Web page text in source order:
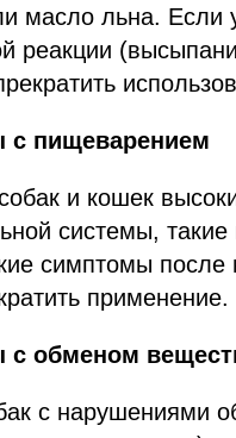
масло льна. Если
реакции
с пищеварением
и кошек
системы,
симптомы после
применение.
с обменом
с нарушениями